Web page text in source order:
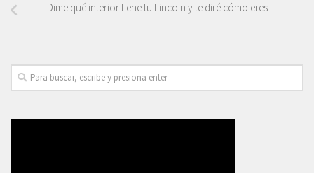
Dime qué interior tiene tu Lincoln y te diré cómo eres